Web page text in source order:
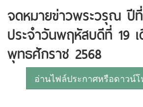
จดหมายข่าวพระวรุณ ปี
ประจำวันพฤหัสบดีที่ 19
พุทธศักราช 2568
อ่านไฟล์ประกาศหรือดาวน์